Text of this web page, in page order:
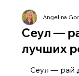
Сеул —
лучших
Angelina
Сеул — рай